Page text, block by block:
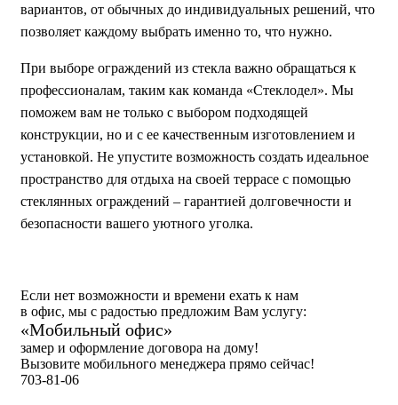
вариантов, от обычных до индивидуальных решений, что
позволяет каждому выбрать именно то, что нужно.
При выборе ограждений из стекла важно обращаться к
профессионалам, таким как команда «Стеклодел». Мы
поможем вам не только с выбором подходящей
конструкции, но и с ее качественным изготовлением и
установкой. Не упустите возможность создать идеальное
пространство для отдыха на своей террасе с помощью
стеклянных ограждений – гарантией долговечности и
безопасности вашего уютного уголка.
Если нет возможности и времени ехать к нам
в офис, мы с радостью предложим Вам услугу:
«Мобильный офис»
замер и оформление договора на дому!
Вызовите мобильного менеджера прямо сейчас!
703-81-06